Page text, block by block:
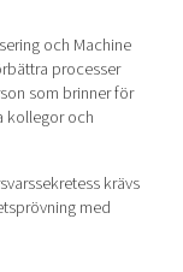
och Machine
processer
som brinner för
kollegor och
krävs
med